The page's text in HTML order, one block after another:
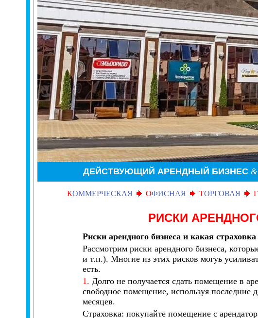
ДЕЙСТВУЮЩИЙ АРЕНДНЫЙ БИЗНЕС &
КОММЕРЧЕСКАЯ ОФИСНАЯ ТОРГОВАЯ Г
РИСКИ
Риски арендного бизнеса и какая
Рассмотрим риски арендного бизнеса,
и т.п.). Многие из этих рисков могуь
есть.
1. Долго не получается сдать помещение в
свободное помещение, используя последние
месяцев.
Страховка: покупайте помещение с